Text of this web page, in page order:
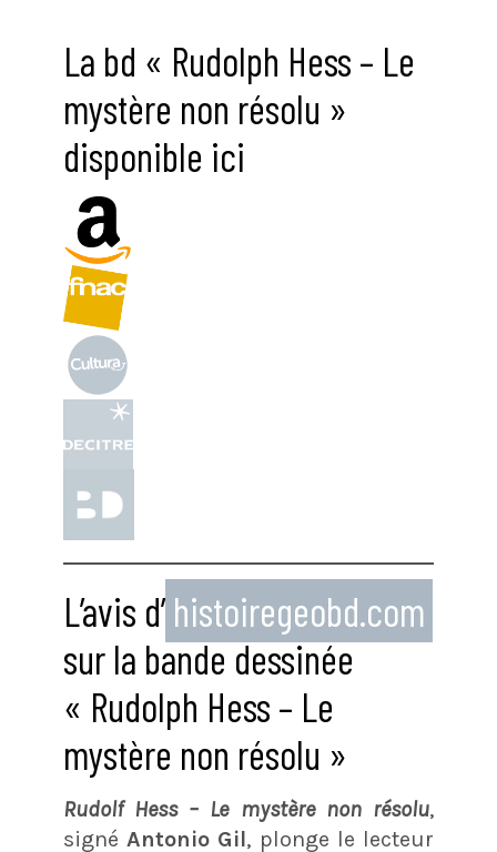
La bd « Rudolph Hess – Le
mystère non résolu »
disponible ici
L’avis d’ histoiregeobd.com
sur la bande dessinée
« Rudolph Hess – Le
mystère non résolu »
Rudolf Hess – Le mystère non résolu,
signéAntonio Gil, plonge le lecteur